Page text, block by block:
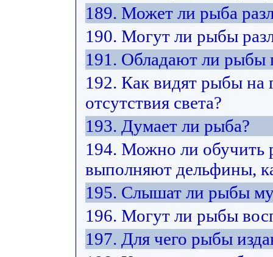
189. Может ли рыба
190. Могут ли рыбы
191. Обладают ли рыбы
192. Как видят рыбы на
отсутствия света?
193. Думает ли рыба?
194. Можно ли обучить
выполняют дельфины,
195. Слышат ли рыбы
196. Могут ли рыбы
197. Для чего рыбы